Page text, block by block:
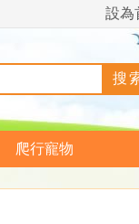
設為
爬行寵物